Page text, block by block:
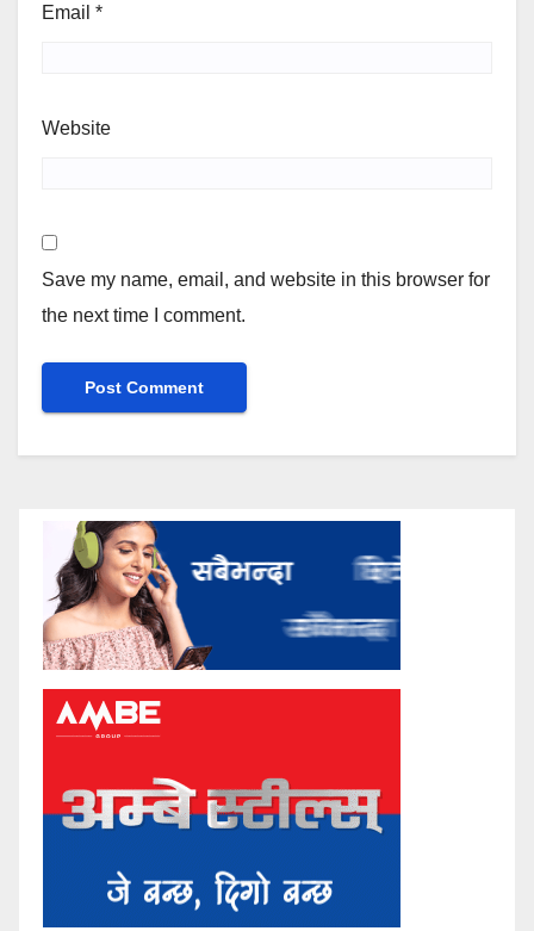
Email *
Website
Save my name, email, and website in this browser for
the next time I comment.